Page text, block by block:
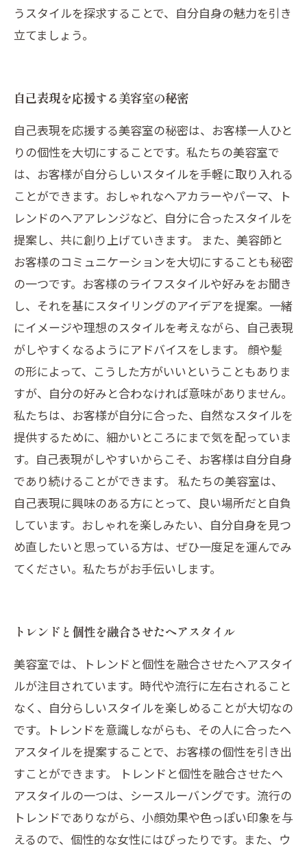
うスタイルを探求することで、自分自身の魅力を引き
立てましょう。
自己表現を応援する美容室の秘密
自己表現を応援する美容室の秘密は、お客様一人ひと
りの個性を大切にすることです。私たちの美容室で
は、お客様が自分らしいスタイルを手軽に取り入れる
ことができます。おしゃれなヘアカラーやパーマ、ト
レンドのヘアアレンジなど、自分に合ったスタイルを
提案し、共に創り上げていきます。 また、美容師と
お客様のコミュニケーションを大切にすることも秘密
の一つです。お客様のライフスタイルや好みをお聞き
し、それを基にスタイリングのアイデアを提案。一緒
にイメージや理想のスタイルを考えながら、自己表現
がしやすくなるようにアドバイスをします。 顔や髪
の形によって、こうした方がいいということもありま
すが、自分の好みと合わなければ意味がありません。
私たちは、お客様が自分に合った、自然なスタイルを
提供するために、細かいところにまで気を配っていま
す。自己表現がしやすいからこそ、お客様は自分自身
であり続けることができます。 私たちの美容室は、
自己表現に興味のある方にとって、良い場所だと自負
しています。おしゃれを楽しみたい、自分自身を見つ
め直したいと思っている方は、ぜひ一度足を運んでみ
てください。私たちがお手伝いします。
トレンドと個性を融合させたヘアスタイル
美容室では、トレンドと個性を融合させたヘアスタイ
ルが注目されています。時代や流行に左右されること
なく、自分らしいスタイルを楽しめることが大切なの
です。トレンドを意識しながらも、その人に合ったヘ
アスタイルを提案することで、お客様の個性を引き出
すことができます。 トレンドと個性を融合させたヘ
アスタイルの一つは、シースルーバングです。流行の
トレンドでありながら、小顔効果や色っぽい印象を与
えるので、個性的な女性にはぴったりです。また、ウ